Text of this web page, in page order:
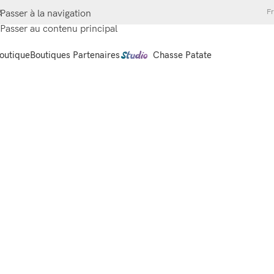
Passer à la navigation
Passer au contenu principal
Boutiques Partenaires Chasse Patate